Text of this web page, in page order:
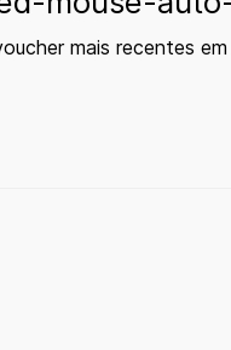
mais recentes